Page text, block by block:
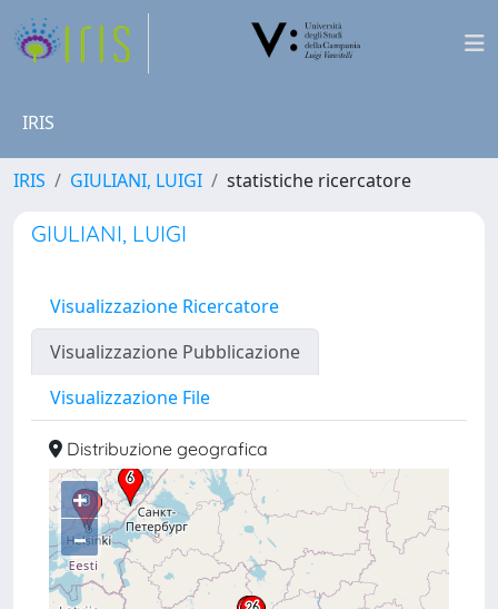
IRIS
IRIS GIULIANI, LUIGI statistiche ricercatore
GIULIANI, LUIGI
Visualizzazione Ricercatore
Visualizzazione Pubblicazione
Visualizzazione File
Distribuzione geografica
+
–